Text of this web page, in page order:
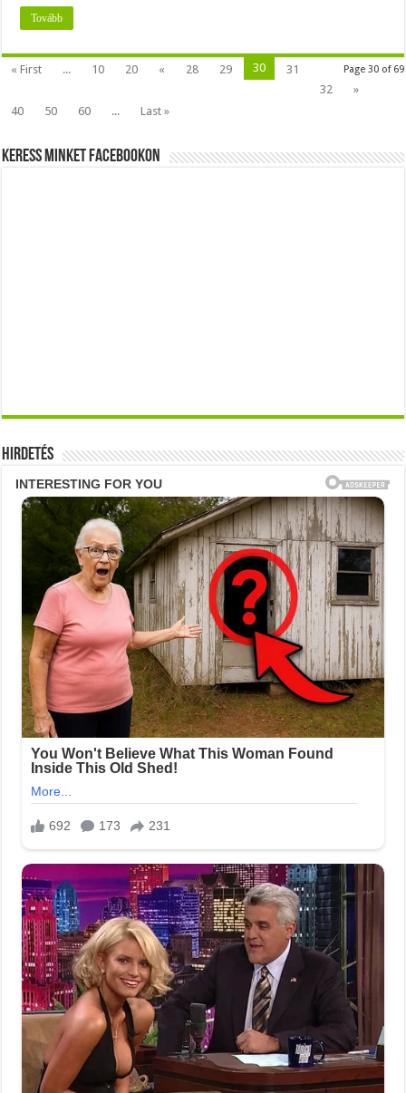
Tovább
Page 30 of 69
« First ... 10 20 « 28 29 30
31
32
»
40
50 60 ... Last »
Keress minket Facebookon
Hirdetés